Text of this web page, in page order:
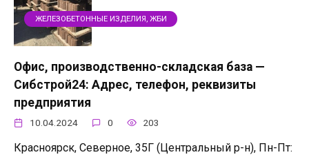
ЖЕЛЕЗОБЕТОННЫЕ ИЗДЕЛИЯ, ЖБИ
Офис, производственно-складская база —
Сибстрой24: Адрес, телефон, реквизиты
предприятия
10.04.2024 0 203
Красноярск, Северное, 35Г (Центральный р-н), Пн-Пт: